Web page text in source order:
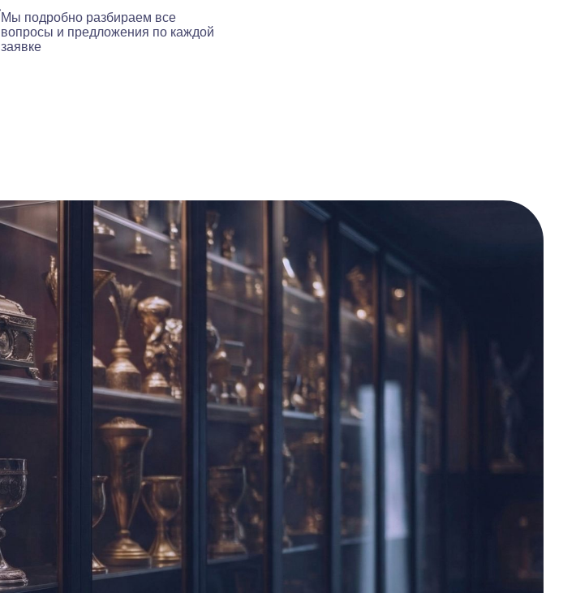
Мы подробно разбираем все
вопросы и предложения по каждой
заявке